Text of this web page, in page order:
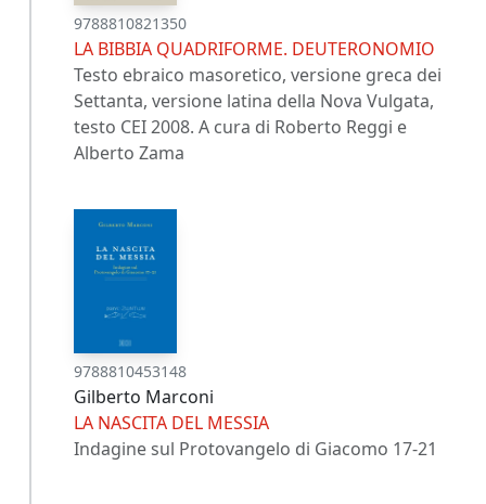
9788810821350
LA BIBBIA QUADRIFORME. DEUTERONOMIO
Testo ebraico masoretico, versione greca dei
Settanta, versione latina della Nova Vulgata,
testo CEI 2008. A cura di Roberto Reggi e
Alberto Zama
9788810453148
Gilberto Marconi
LA NASCITA DEL MESSIA
Indagine sul Protovangelo di Giacomo 17-21